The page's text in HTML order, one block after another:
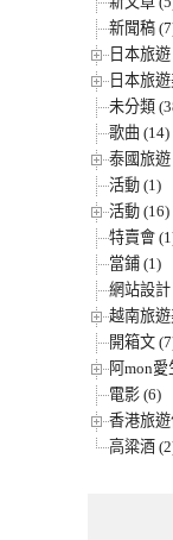
新聞稿
日本旅
日本旅
未分類
歌曲 (14)
泰國旅遊
活動 (1)
活動 (16)
特賣會
當鋪 (1)
網站設計
越南旅
開箱文
阿mon
電影 (6)
香港旅
高粱酒